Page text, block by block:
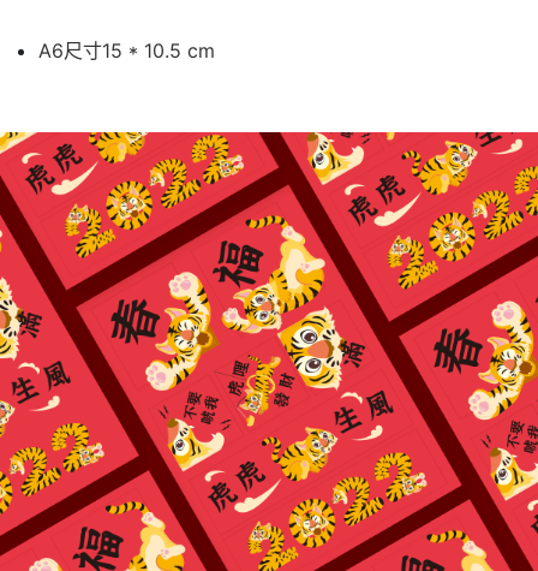
A6尺寸15 * 10.5 cm